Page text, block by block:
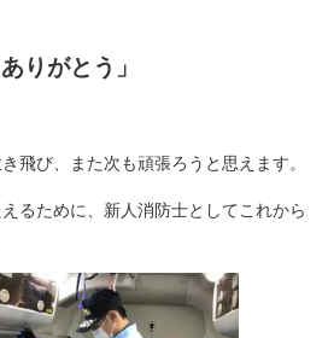
ありがとう」
飛び、また次も頑張ろうと思えます。
るために、新人消防士としてこれから